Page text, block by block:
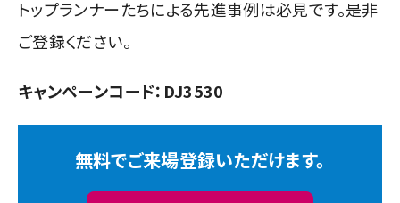
トップランナーたちによる先進事例は必見です。是非
ご登録ください。
キャンペーンコード：DJ3530
無料でご来場登録いただけます。